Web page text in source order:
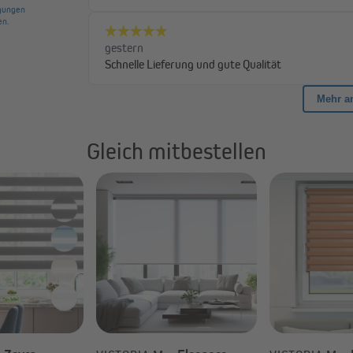
Wärmeeinstrahlung spürbar und
UV-Schutz von 90 % und die
zuverlässig vor schädlicher
lässt sich flexibel an deinen
seitliche Führungsschienen
Aluminiumgestell und die
Bild ab: langlebig,
Gleich mitbestellen